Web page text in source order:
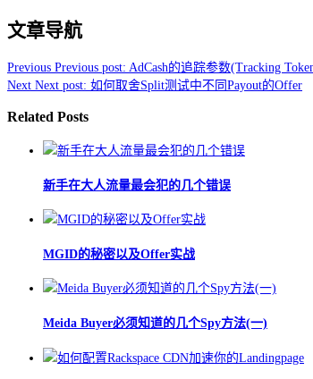
文章导航
Previous Previous post: AdCash的追踪参数(Tracking
Next Next post: 如何取舍Split测试中不同Payout的Offer
Related Posts
新手在大人流量最会犯的几个错误
MGID的秘密以及Offer实战
Meida Buyer必须知道的几个Spy方法(一)